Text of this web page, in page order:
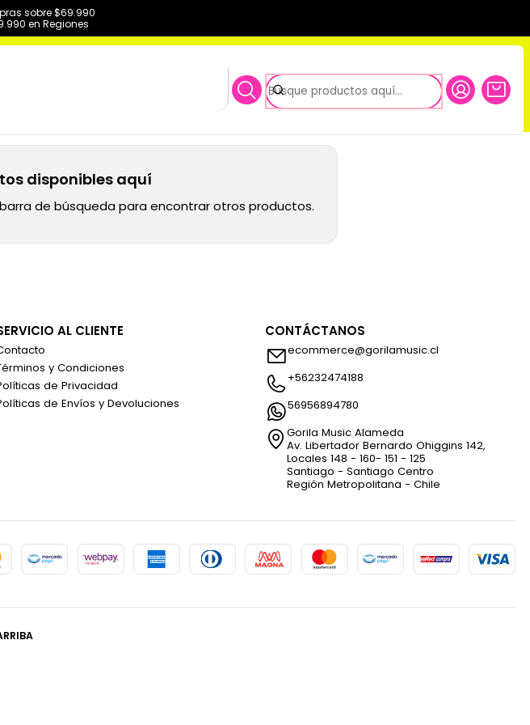
sobre $69.990
en Regiones
Violoncello
disponibles aquí
de búsqueda para encontrar otros productos.
AL CLIENTE
y Condiciones
de Privacidad
de Envíos y Devoluciones
CONTÁCTANOS
ecommerce@gorilamusic.cl
+56232474188
56956894780
Gorila Music Alameda
Av. Libertador Bernardo Ohiggins 142,
Locales 148 - 160- 151 - 125
Santiago - Santiago Centro
Región Metropolitana - Chile